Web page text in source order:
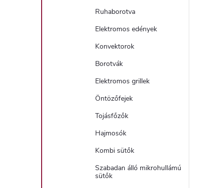
Ruhaborotva
Elektromos edények
Konvektorok
Borotvák
Elektromos grillek
Öntözőfejek
Tojásfőzők
Hajmosók
Kombi sütők
Szabadan álló mikrohullámú
sütők